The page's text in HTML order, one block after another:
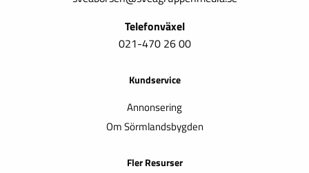
Telefonväxel
021-470 26 00
Kundservice
Annonsering
Om Sörmlandsbygden
Fler Resurser